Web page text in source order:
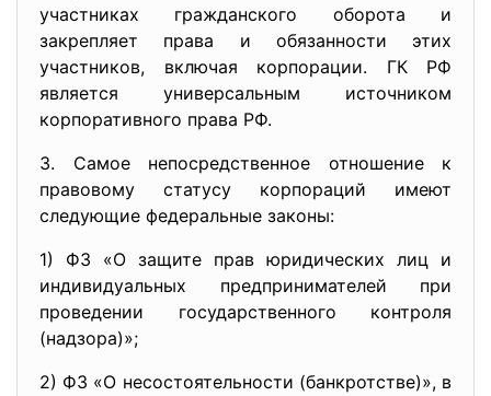
участниках гражданского оборота и
закрепляет права и обязанности этих
участников, включая корпорации. ГК РФ
является универсальным источником
корпоративного права РФ.
3. Самое непосредственное отношение к
правовому статусу корпораций имеют
следующие федеральные законы:
1) ФЗ «О защите прав юридических лиц и
индивидуальных предпринимателей при
проведении государственного контроля
(надзора)»;
2) ФЗ «О несостоятельности (банкротстве)», в